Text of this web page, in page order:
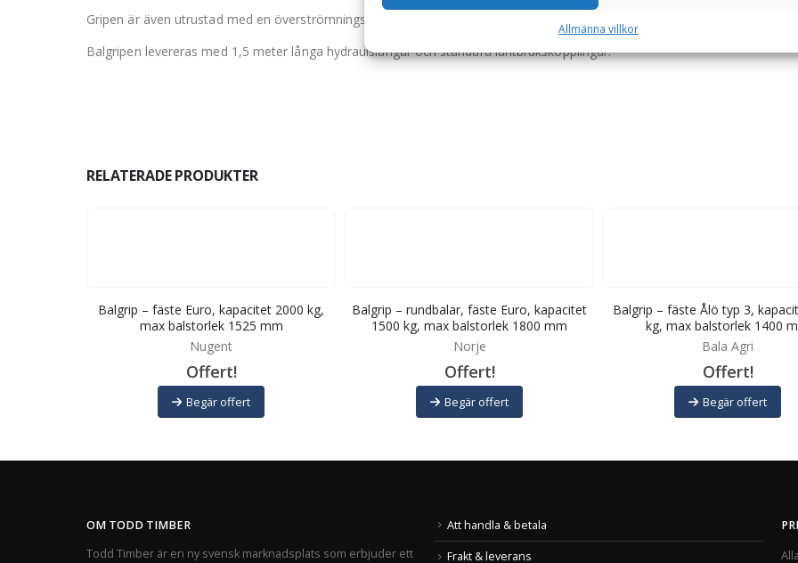
Allmänna villkor
Gripen är även utrustad med en överströmningsventil så att armplattorna har ett jämnt och lagom tryck om balen.
Balgripen levereras med 1,5 meter långa hydraulslangar och standard lantbrukskopplingar.
RELATERADE PRODUKTER
Balgrip – fäste Euro, kapacitet 2000 kg,
max balstorlek 1525 mm
Nugent
Offert!
Begär offert
Balgrip – rundbalar, fäste Euro, kapacitet
1500 kg, max balstorlek 1800 mm
Norje
Offert!
Begär offert
Balgrip – fäste Ålö typ 3,
kg, max balstorlek 1400
Bala Agri
Offert!
Begär offert
OM TODD TIMBER
Todd Timber är en ny svensk marknadsplats som erbjuder ett
Att handla & betala
Frakt & leverans